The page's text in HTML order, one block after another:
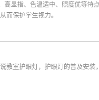
显指、色温适中、照度优等特
而保护学生视力。
室护眼灯，护眼灯的普及安装